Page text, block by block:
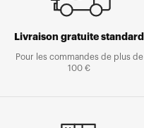
Livraison gratuite standard
Pour les commandes de plus de
100 €